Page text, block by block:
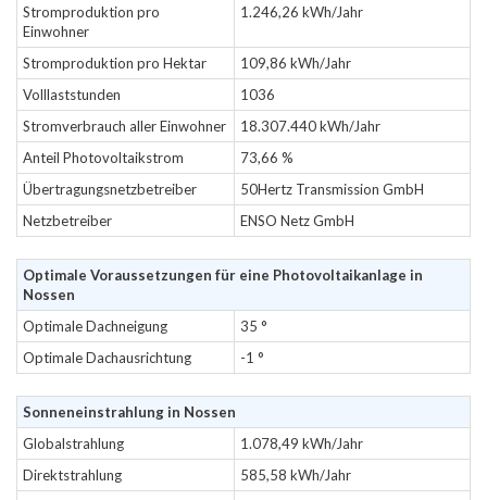
Stromproduktion pro
Einwohner
1.246,26 kWh/Jahr
Stromproduktion pro Hektar
109,86 kWh/Jahr
Volllaststunden
1036
Stromverbrauch aller Einwohner
18.307.440 kWh/Jahr
Anteil Photovoltaikstrom
73,66 %
Übertragungsnetzbetreiber
50Hertz Transmission GmbH
Netzbetreiber
ENSO Netz GmbH
Optimale Voraussetzungen für eine Photovoltaikanlage in
Nossen
Optimale Dachneigung
35 °
Optimale Dachausrichtung
-1 °
Sonneneinstrahlung in Nossen
Globalstrahlung
1.078,49 kWh/Jahr
Direktstrahlung
585,58 kWh/Jahr